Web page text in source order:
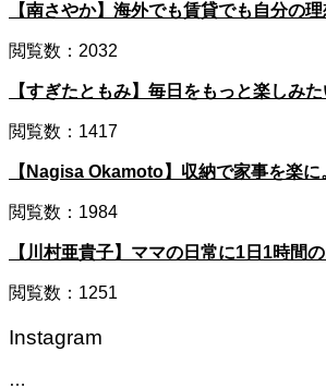
【南さやか】海外でも賃貸でも自分の
閲覧数：2032
【すぎたともみ】毎日をもっと楽しみ
閲覧数：1417
【Nagisa Okamoto】収納で家事を楽
閲覧数：1984
【川村亜貴子】ママの日常に1日1時間
閲覧数：1251
Instagram
…